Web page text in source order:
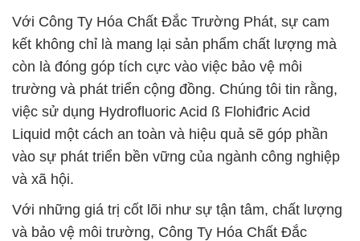
Với Công Ty Hóa Chất Đắc Trường Phát, sự cam
kết không chỉ là mang lại sản phẩm chất lượng mà
còn là đóng góp tích cực vào việc bảo vệ môi
trường và phát triển cộng đồng. Chúng tôi tin rằng,
việc sử dụng Hydrofluoric Acid ß Flohiđric Acid
Liquid một cách an toàn và hiệu quả sẽ góp phần
vào sự phát triển bền vững của ngành công nghiệp
và xã hội.
Với những giá trị cốt lõi như sự tận tâm, chất lượng
và bảo vệ môi trường, Công Ty Hóa Chất Đắc